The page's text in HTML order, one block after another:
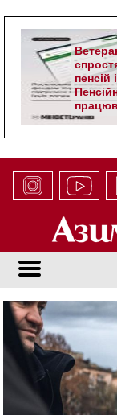
пенсій